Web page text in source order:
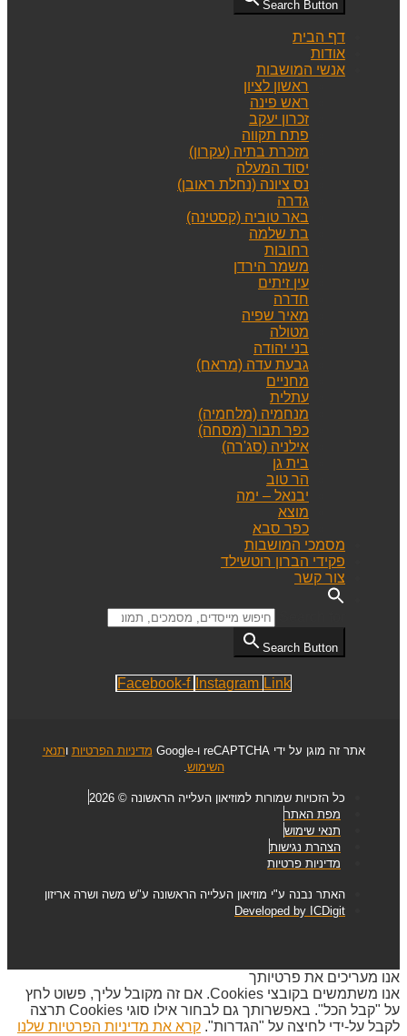
Search Button
דף הבית
אודות
אנשי המושבות
ראשון לציון
ראש פינה
זכרון יעקב
פתח תקווה
מזכרת בתיה (עקרון)
יסוד המעלה
נס ציונה (נחלת ראובן)
גדרה
באר טוביה (קסטינה)
בת שלמה
רחובות
משמר הירדן
עין זיתים
חדרה
מאיר שפיה
מטולה
בני יהודה
גבעת עדה (מראח)
מחניים
עתלית
מנחמיה (מלחמיה)
כפר תבור (מסחה)
אילניה (סג'רה)
בית גן
הר טוב
יבנאל – ימה
מוצא
כפר סבא
מסמכי המושבות
פקידי הברון רוטשילד
צור קשר
Search Button
Facebook-f Instagram Link
אתר זה מוגן על ידי reCAPTCHA ו-Google מדיניות הפרטיות ותנאי
השימוש
כל הזכויות שמורות למוזיאון העלייה הראשונה © 2026
מפת האתר
תנאי שימוש
הצהרת נגישות
מדיניות פרטיות
האתר נבנה ע"י מוזיאון העלייה הראשונה ע"ש משה ושרה אריזון
Developed by ICDigit
אנו מעריכים את פרטיותך
אנו משתמשים בקובצי Cookies. אם זה מקובל עליך, פשוט לחץ
על "קבל הכל". באפשרותך גם לבחור אילו סוגי Cookies תרצה
לקבל על-ידי לחיצה על "הגדרות". קרא את מדיניות הפרטיות שלנו